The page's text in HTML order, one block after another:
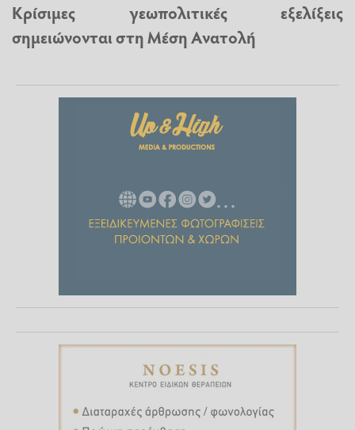
Κρίσιμες γεωπολιτικές εξελίξεις
σημειώνονται στη Μέση Ανατολή